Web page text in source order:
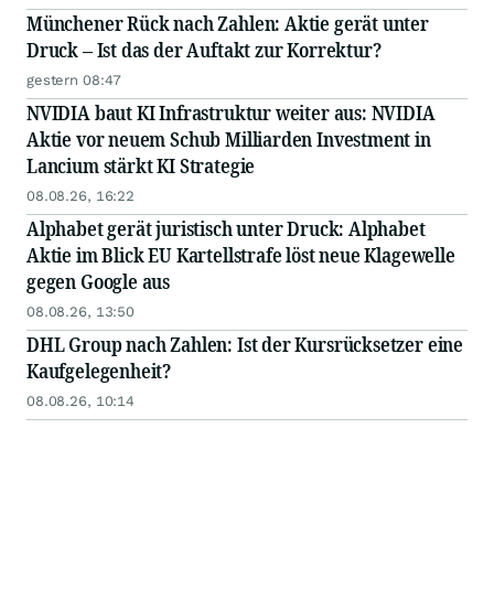
Münchener Rück nach Zahlen: Aktie gerät unter
Druck – Ist das der Auftakt zur Korrektur?
gestern 08:47
NVIDIA baut KI Infrastruktur weiter aus: NVIDIA
Aktie vor neuem Schub Milliarden Investment in
Lancium stärkt KI Strategie
08.08.26, 16:22
Alphabet gerät juristisch unter Druck: Alphabet
Aktie im Blick EU Kartellstrafe löst neue Klagewelle
gegen Google aus
08.08.26, 13:50
DHL Group nach Zahlen: Ist der Kursrücksetzer eine
Kaufgelegenheit?
08.08.26, 10:14